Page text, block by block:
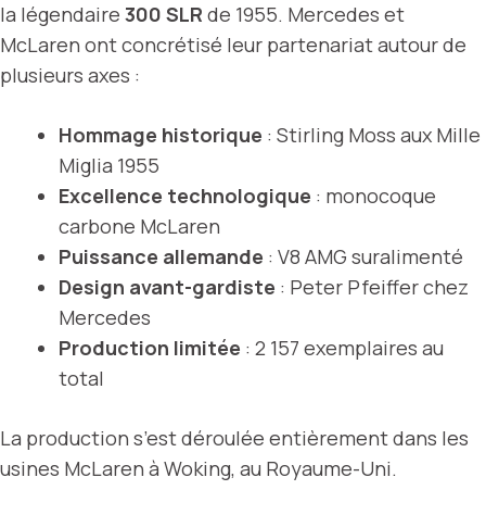
la légendaire 300 SLR de 1955. Mercedes et
McLaren ont concrétisé leur partenariat autour de
plusieurs axes :
Hommage historique : Stirling Moss aux Mille
Miglia 1955
Excellence technologique : monocoque
carbone McLaren
Puissance allemande : V8 AMG suralimenté
Design avant-gardiste : Peter Pfeiffer chez
Mercedes
Production limitée : 2 157 exemplaires au
total
La production s’est déroulée entièrement dans les
usines McLaren à Woking, au Royaume-Uni.